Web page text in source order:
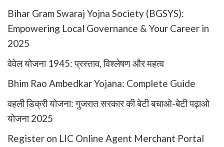
Bihar Gram Swaraj Yojna Society (BGSYS):
Empowering Local Governance & Your Career in
2025
वेवेल योजना 1945: प्रस्ताव, विश्लेषण और महत्व
Bhim Rao Ambedkar Yojana: Complete Guide
वहली डिक्री योजना: गुजरात सरकार की बेटी बचाओ-बेटी पढ़ाओ
योजना 2025
Register on LIC Online Agent Merchant Portal